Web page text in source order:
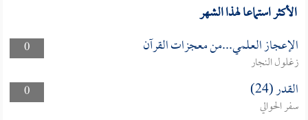
الأكثر استماعا لهذا الشهر
0 الإعجاز العلمي...من معجزات القرآن
زغلول النجار
0
القدر (24)
سفر الحوالي